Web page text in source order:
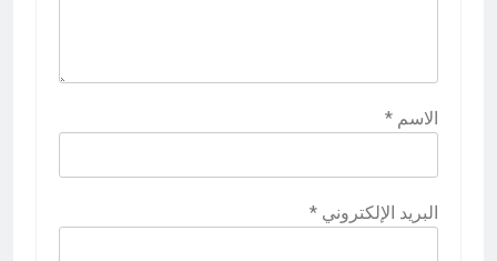
الاسم *
البريد الإلكتروني *